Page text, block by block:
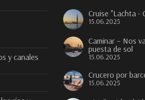
y canales
Cruise "Lachta -
15.06.2025
Caminar – Nos
puesta de sol
15.06.2025
Crucero por
15.06.2025